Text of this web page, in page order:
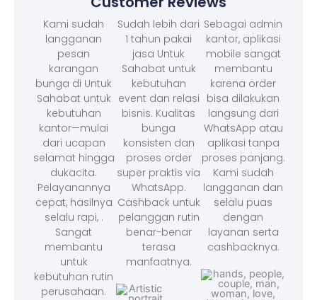
Kami sudah
langganan
pesan
karangan
bunga di Untuk
Sahabat untuk
kebutuhan
kantor—mulai
dari ucapan
selamat hingga
dukacita.
Pelayanannya
cepat, hasilnya
selalu rapi, .
Sangat
membantu
untuk
kebutuhan rutin
perusahaan.
Sudah lebih dari
1 tahun pakai
jasa Untuk
Sahabat untuk
kebutuhan
event dan relasi
bisnis. Kualitas
bunga
konsisten dan
proses order
super praktis via
WhatsApp.
Cashback untuk
pelanggan rutin
benar-benar
terasa
manfaatnya.
Sebagai admin
kantor, aplikasi
mobile sangat
membantu
karena order
bisa dilakukan
langsung dari
WhatsApp atau
aplikasi tanpa
proses panjang.
Kami sudah
langganan dan
selalu puas
dengan
layanan serta
cashbacknya.